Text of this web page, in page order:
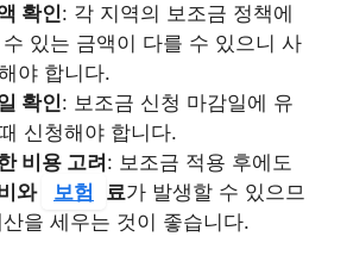
확인: 각 지역의 보조금 정책에
있는 금액이 다를 수 있으니 사
야 합니다.
확인: 보조금 신청 마감일에 유
신청해야 합니다.
비용 고려 : 보조금 적용 후에도
와
보험 료가 발생할 수 있으므
을 세우는 것이 좋습니다.